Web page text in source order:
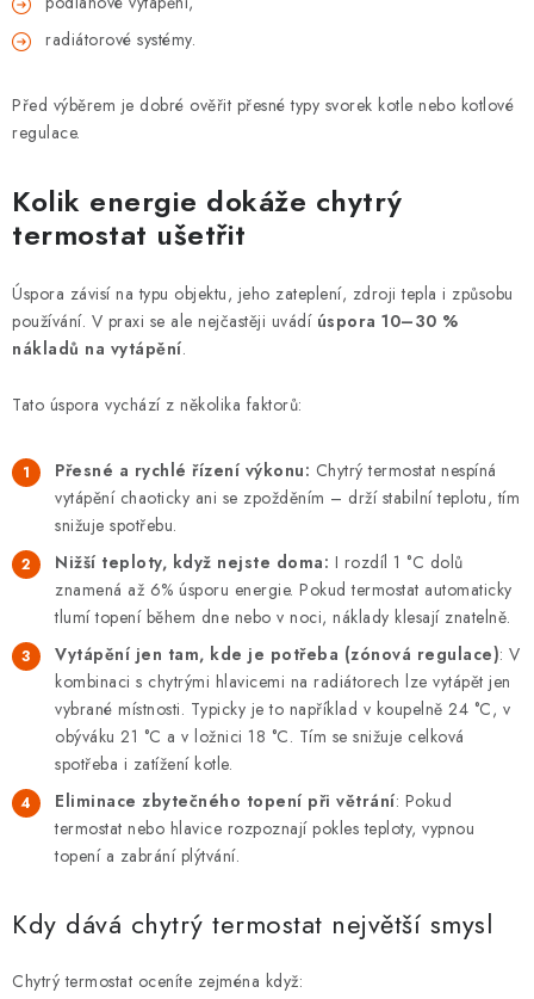
radiátorové systémy.
Před výběrem je dobré ověřit přesné typy svorek kotle nebo kotlové
regulace.
Kolik energie dokáže chytrý
termostat ušetřit
Úspora závisí na typu objektu, jeho zateplení, zdroji tepla i způsobu
používání. V praxi se ale nejčastěji uvádí úspora 10–30 %
nákladů na vytápění.
Tato úspora vychází z několika faktorů:
Přesné a rychlé řízení výkonu: Chytrý termostat nespíná
vytápění chaoticky ani se zpožděním – drží stabilní teplotu, tím
snižuje spotřebu.
Nižší teploty, když nejste doma: I rozdíl 1 °C dolů
znamená až 6% úsporu energie. Pokud termostat automaticky
tlumí topení během dne nebo v noci, náklady klesají znatelně.
Vytápění jen tam, kde je potřeba (zónová regulace): V
kombinaci s chytrými hlavicemi na radiátorech lze vytápět jen
vybrané místnosti. Typicky je to například v koupelně 24 °C, v
obýváku 21 °C a v ložnici 18 °C. Tím se snižuje celková
spotřeba i zatížení kotle.
Eliminace zbytečného topení při větrání: Pokud
termostat nebo hlavice rozpoznají pokles teploty, vypnou
topení a zabrání plýtvání.
Kdy dává chytrý termostat největší smysl
Chytrý termostat oceníte zejména když: